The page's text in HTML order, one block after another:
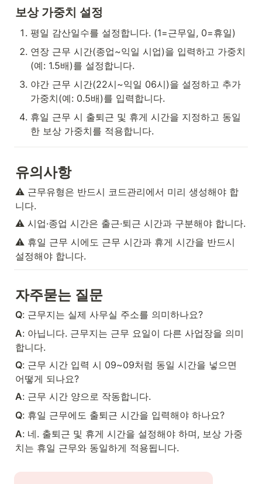
보상 가중치 설정
평일 감산일수를 설정합니다. (1=근무일, 0=휴일)
연장 근무 시간(종업~익일 시업)을 입력하고 가중치
(예: 1.5배)를 설정합니다.
야간 근무 시간(22시~익일 06시)을 설정하고 추가
가중치(예: 0.5배)를 입력합니다.
휴일 근무 시 출퇴근 및 휴게 시간을 지정하고 동일
한 보상 가중치를 적용합니다.
유의사항
⚠️ 근무유형은 반드시 코드관리에서 미리 생성해야 합
니다.
⚠️ 시업·종업 시간은 출근·퇴근 시간과 구분해야 합니다.
⚠️ 휴일 근무 시에도 근무 시간과 휴게 시간을 반드시
설정해야 합니다.
자주묻는 질문
Q: 근무지는 실제 사무실 주소를 의미하나요?
A: 아닙니다. 근무지는 근무 요일이 다른 사업장을 의미
합니다.
Q: 근무 시간 입력 시 09~09처럼 동일 시간을 넣으면
어떻게 되나요?
A: 근무 시간 양으로 작동합니다.
Q: 휴일 근무에도 출퇴근 시간을 입력해야 하나요?
A: 네. 출퇴근 및 휴게 시간을 설정해야 하며, 보상 가중
치는 휴일 근무와 동일하게 적용됩니다.